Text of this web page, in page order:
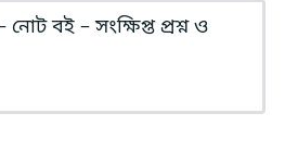
নোট বই – সংক্ষিপ্ত প্রশ্ন ও